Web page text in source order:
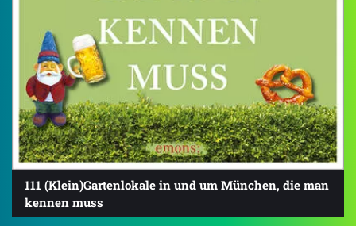
111 (Klein)Gartenlokale in und um München, die man
kennen muss